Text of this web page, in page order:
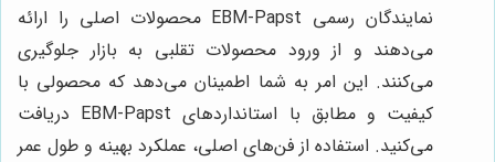
نمایندگان رسمی EBM-Papst محصولات اصلی را ارائه
می‌دهند و از ورود محصولات تقلبی به بازار جلوگیری
می‌کنند. این امر به شما اطمینان می‌دهد که محصولی با
کیفیت و مطابق با استانداردهای EBM-Papst دریافت
می‌کنید. استفاده از فن‌های اصلی، عملکرد بهینه و طول عمر